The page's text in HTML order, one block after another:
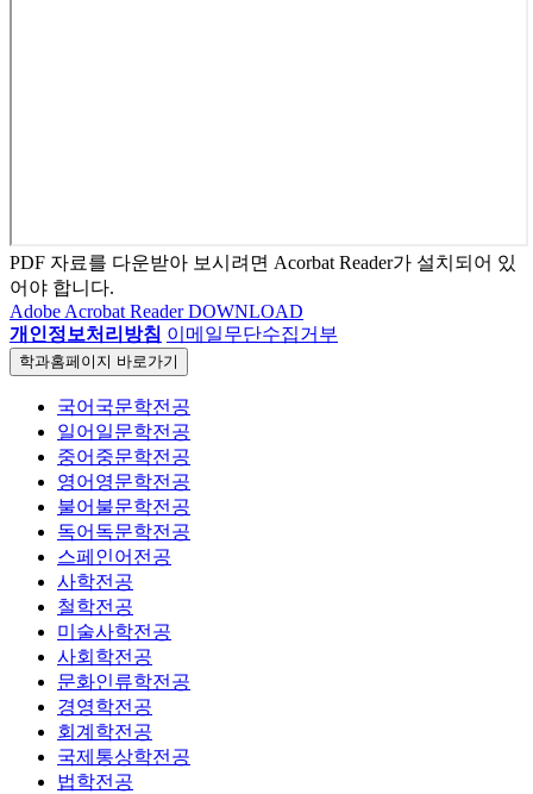
PDF 자료를 다운받아 보시려면 Acorbat Reader가 설치되어 있
어야 합니다.
Adobe Acrobat Reader DOWNLOAD
개인정보처리방침 이메일무단수집거부
학과홈페이지 바로가기
국어국문학전공
일어일문학전공
중어중문학전공
영어영문학전공
불어불문학전공
독어독문학전공
스페인어전공
사학전공
철학전공
미술사학전공
사회학전공
문화인류학전공
경영학전공
회계학전공
국제통상학전공
법학전공